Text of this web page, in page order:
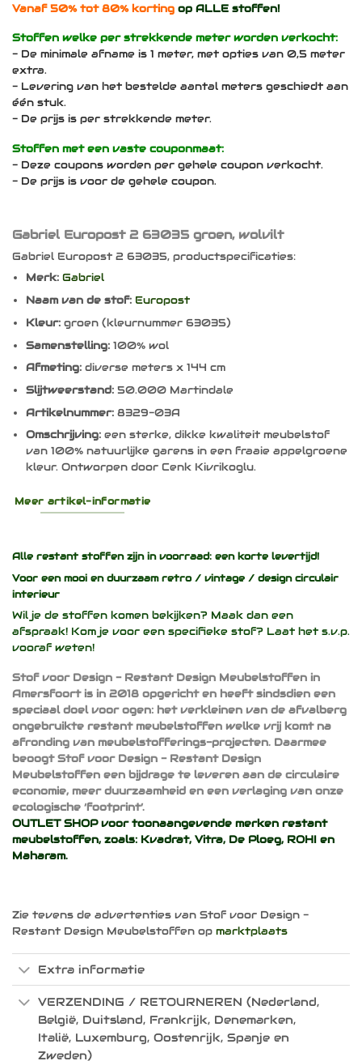
Vanaf 50% tot 80% korting op ALLE stoffen!
Stoffen welke per strekkende meter worden verkocht:
- De minimale afname is 1 meter, met opties van 0,5 meter
extra.
- Levering van het bestelde aantal meters geschiedt aan
één stuk.
- De prijs is per strekkende meter.
Stoffen met een vaste couponmaat:
- Deze coupons worden per gehele coupon verkocht.
- De prijs is voor de gehele coupon.
Gabriel Europost 2 63035 groen, wolvilt
Gabriel Europost 2 63035, productspecificaties:
Merk: Gabriel
Naam van de stof: Europost
Kleur: groen (kleurnummer 63035)
Samenstelling:100% wol
Afmeting: diverse meters x 144 cm
Slijtweerstand:50.000 Martindale
Artikelnummer:8329-03A
Omschrijving:een sterke, dikke kwaliteit meubelstof
van 100% natuurlijke garens in een fraaie appelgroene
kleur. Ontworpen door Cenk Kivrikoglu.
Meer artikel-informatie
Alle restant stoffen zijn in voorraad: een korte levertijd!
Voor een mooi en duurzaam retro / vintage / design circulair
interieur
Wil je de stoffen komen bekijken? Maak dan een
afspraak! Kom je voor een specifieke stof? Laat het s.v.p.
vooraf weten!
Stof voor Design - Restant Design Meubelstoffen in
Amersfoort is in 2018 opgericht en heeft sindsdien een
speciaal doel voor ogen: het verkleinen van de afvalberg
ongebruikte restant meubelstoffen welke vrij komt na
afronding van meubelstofferings-projecten. Daarmee
beoogt Stof voor Design - Restant Design
Meubelstoffen een bijdrage te leveren aan de circulaire
economie, meer duurzaamheid en een verlaging van onze
ecologische ‘footprint’.
OUTLET SHOP voor toonaangevende merken restant
meubelstoffen, zoals: Kvadrat, Vitra, De Ploeg, ROHI en
Maharam.
Zie tevens de advertenties van Stof voor Design -
Restant Design Meubelstoffen op marktplaats
Extra informatie
VERZENDING / RETOURNEREN (Nederland,
België, Duitsland, Frankrijk, Denemarken,
Italië, Luxemburg, Oostenrijk, Spanje en
Zweden)